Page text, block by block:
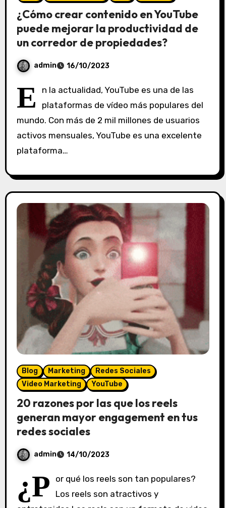
¿Cómo crear contenido en YouTube
puede mejorar la productividad de
un corredor de propiedades?
admin 16/10/2023
n
c
o
e
t
a
r
E
n la actualidad, YouTube es una de las
plataformas de vídeo más populares del
mundo. Con más de 2 mil millones de usuarios
activos mensuales, YouTube es una excelente
plataforma…
Blog Marketing
Redes Sociales
Video Marketing
YouTube
20 razones por las que los reels
generan mayor engagement en tus
redes sociales
admin 14/10/2023
n¿P
or qué los reels son tan populares?
Los reels son atractivos y